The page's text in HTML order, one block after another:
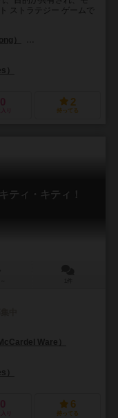
ストラテジー ゲームで
）
）
0
り
2
持ってる
ティ・キティ！
Ware）
）
0
り
6
持ってる